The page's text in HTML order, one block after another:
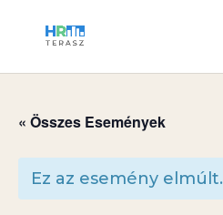
« Összes Események
Ez az esemény elmúlt.